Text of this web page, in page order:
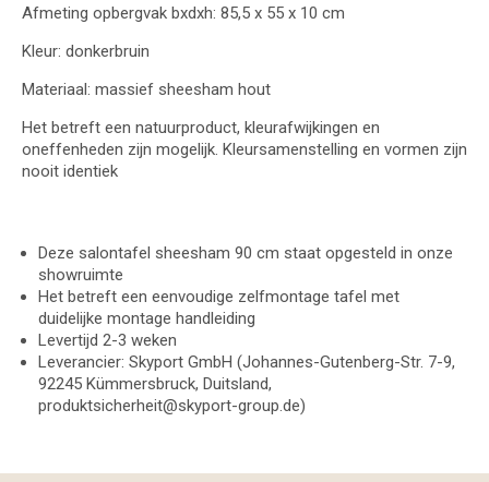
Afmeting opbergvak bxdxh: 85,5 x 55 x 10 cm
Kleur: donkerbruin
Materiaal: massief sheesham hout
Het betreft een natuurproduct, kleurafwijkingen en
oneffenheden zijn mogelijk. Kleursamenstelling en vormen zijn
nooit identiek
Deze salontafel sheesham 90 cm staat opgesteld in onze
showruimte
Het betreft een eenvoudige zelfmontage tafel met
duidelijke montage handleiding
Levertijd 2-3 weken
Leverancier: Skyport GmbH (Johannes-Gutenberg-Str. 7-9,
92245 Kümmersbruck, Duitsland,
produktsicherheit@skyport-group.de)